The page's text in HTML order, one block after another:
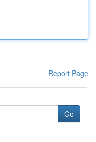
Report Page
Go